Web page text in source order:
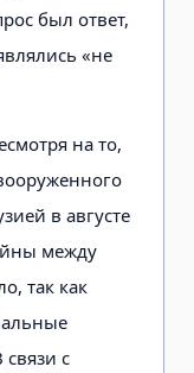
был ответ,
«не
на то,
в августе
между
так как
с